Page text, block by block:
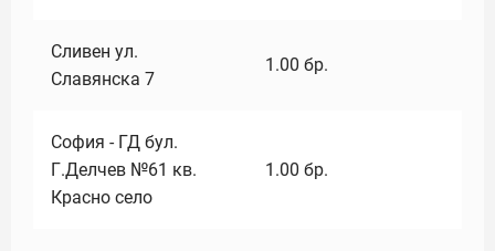
Сливен ул.
Славянска 7
1.00 бр.
София - ГД бул.
Г.Делчев №61 кв.
Красно село
1.00 бр.